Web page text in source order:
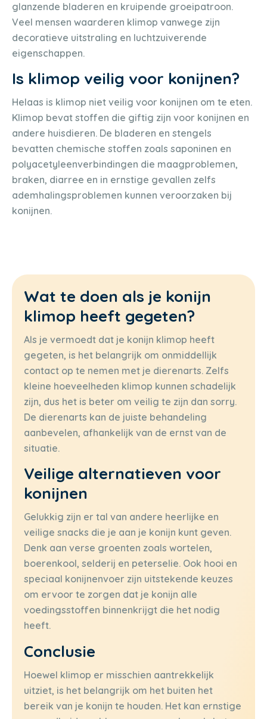
glanzende bladeren en kruipende groeipatroon.
Veel mensen waarderen klimop vanwege zijn
decoratieve uitstraling en luchtzuiverende
eigenschappen.
Is klimop veilig voor konijnen?
Helaas is klimop niet veilig voor konijnen om te eten.
Klimop bevat stoffen die giftig zijn voor konijnen en
andere huisdieren. De bladeren en stengels
bevatten chemische stoffen zoals saponinen en
polyacetyleenverbindingen die maagproblemen,
braken, diarree en in ernstige gevallen zelfs
ademhalingsproblemen kunnen veroorzaken bij
konijnen.
Wat te doen als je konijn
klimop heeft gegeten?
Als je vermoedt dat je konijn klimop heeft
gegeten, is het belangrijk om onmiddellijk
contact op te nemen met je dierenarts. Zelfs
kleine hoeveelheden klimop kunnen schadelijk
zijn, dus het is beter om veilig te zijn dan sorry.
De dierenarts kan de juiste behandeling
aanbevelen, afhankelijk van de ernst van de
situatie.
Veilige alternatieven voor
konijnen
Gelukkig zijn er tal van andere heerlijke en
veilige snacks die je aan je konijn kunt geven.
Denk aan verse groenten zoals wortelen,
boerenkool, selderij en peterselie. Ook hooi en
speciaal konijnenvoer zijn uitstekende keuzes
om ervoor te zorgen dat je konijn alle
voedingsstoffen binnenkrijgt die het nodig
heeft.
Conclusie
Hoewel klimop er misschien aantrekkelijk
uitziet, is het belangrijk om het buiten het
bereik van je konijn te houden. Het kan ernstige